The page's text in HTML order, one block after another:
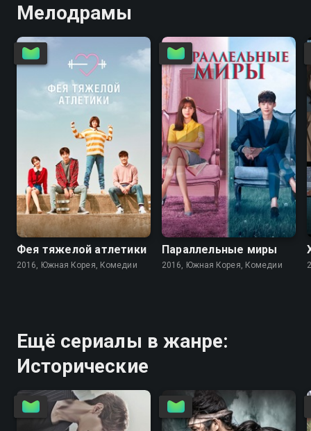
Мелодрамы
8.3 8.3
Фея тяжелой атлетики
2016, Южная Корея, Комедии
8.1 8.0
Параллельные миры
2016, Южная Корея, Комедии
Ещё сериалы в жанре:
Исторические